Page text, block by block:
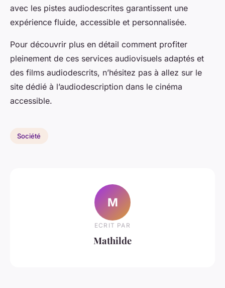
avec les pistes audiodescrites garantissent une
expérience fluide, accessible et personnalisée.
Pour découvrir plus en détail comment profiter
pleinement de ces services audiovisuels adaptés et
des films audiodescrits, n’hésitez pas à allez sur le
site dédié à l’audiodescription dans le cinéma
accessible.
Société
M
ECRIT PAR
Mathilde